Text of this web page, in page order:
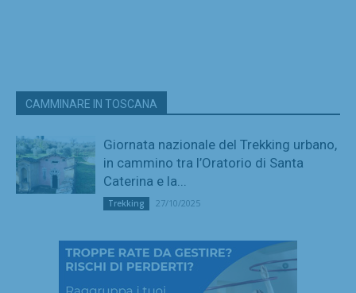
CAMMINARE IN TOSCANA
Giornata nazionale del Trekking urbano,
in cammino tra l’Oratorio di Santa
Caterina e la...
Trekking 27/10/2025